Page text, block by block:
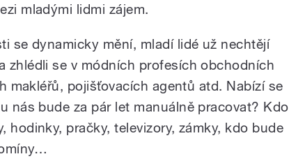
mladými lidmi zájem.
se dynamicky mění, mladí lidé už nechtějí
zhlédli se v módních profesích obchodních
makléřů, pojišťovacích agentů atd. Nabízí se
nás bude za pár let manuálně pracovat? Kdo
hodinky, pračky, televizory, zámky, kdo bude